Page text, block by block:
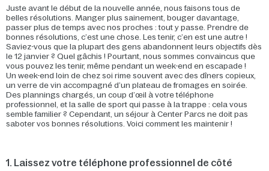
Juste avant le début de la nouvelle année, nous faisons tous de
belles résolutions. Manger plus sainement, bouger davantage,
passer plus de temps avec nos proches : tout y passe. Prendre de
bonnes résolutions, c’est une chose. Les tenir, c’en est une autre !
Saviez-vous que la plupart des gens abandonnent leurs objectifs dès
le 12 janvier ? Quel gâchis ! Pourtant, nous sommes convaincus que
vous pouvez les tenir, même pendant un week-end en escapade !
Un week-end loin de chez soi rime souvent avec des dîners copieux,
un verre de vin accompagné d’un plateau de fromages en soirée.
Des plannings chargés, un coup d’œil à votre téléphone
professionnel, et la salle de sport qui passe à la trappe : cela vous
semble familier ? Cependant, un séjour à Center Parcs ne doit pas
saboter vos bonnes résolutions. Voici comment les maintenir !
1. Laissez votre téléphone professionnel de côté